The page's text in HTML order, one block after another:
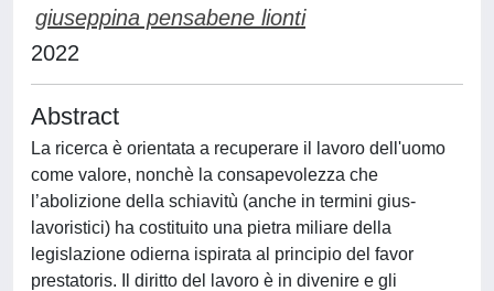
giuseppina pensabene lionti
2022
Abstract
La ricerca è orientata a recuperare il lavoro dell'uomo
come valore, nonchè la consapevolezza che
l’abolizione della schiavitù (anche in termini gius-
lavoristici) ha costituito una pietra miliare della
legislazione odierna ispirata al principio del favor
prestatoris. Il diritto del lavoro è in divenire e gli